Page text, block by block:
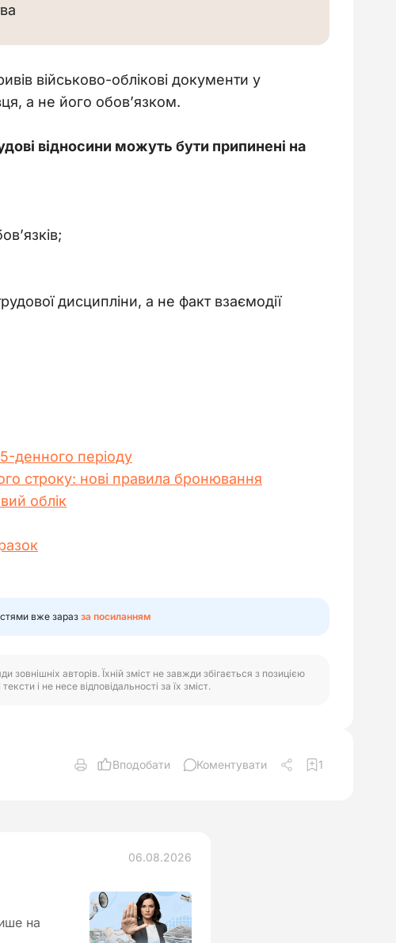
військово-облікові документи у
а не його обов’язком.
відносини можуть бути припинені на
дисципліни, а не факт взаємодії
денного періоду
строку: нові правила бронювання
облік
вже зараз за посиланням
авторів. Їхній зміст не завжди збігається з позицією
і не несе відповідальності за їх зміст.
Вподобати Коментувати 1
06.08.2026
на